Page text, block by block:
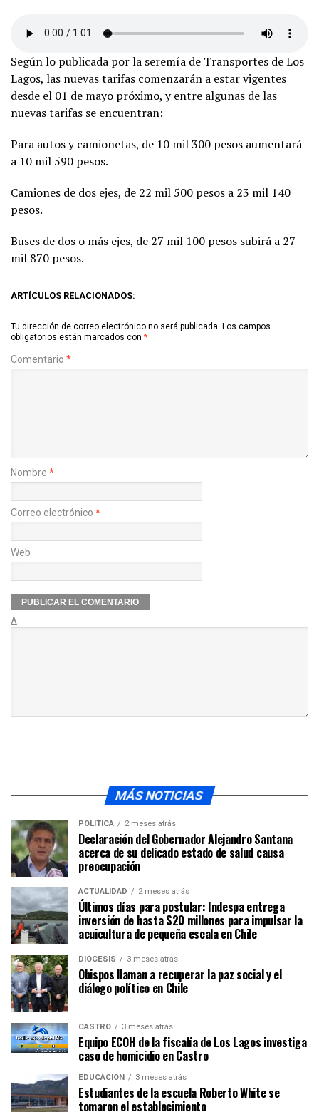
Según lo publicada por la seremía de Transportes de Los
Lagos, las nuevas tarifas comenzarán a estar vigentes
desde el 01 de mayo próximo, y entre algunas de las
nuevas tarifas se encuentran:
Para autos y camionetas, de 10 mil 300 pesos aumentará
a 10 mil 590 pesos.
Camiones de dos ejes, de 22 mil 500 pesos a 23 mil 140
pesos.
Buses de dos o más ejes, de 27 mil 100 pesos subirá a 27
mil 870 pesos.
ARTÍCULOS RELACIONADOS:
Tu dirección de correo electrónico no será publicada. Los campos
obligatorios están marcados con *
Comentario *
Nombre *
Correo electrónico *
Web
Δ
MÁS NOTICIAS
POLÍTICA 2 meses atrás
Declaración del Gobernador Alejandro Santana
acerca de su delicado estado de salud causa
preocupación
ACTUALIDAD 2 meses atrás
Últimos días para postular: Indespa entrega
inversión de hasta $20 millones para impulsar la
acuicultura de pequeña escala en Chile
DIÓCESIS 3 meses atrás
Obispos llaman a recuperar la paz social y el
diálogo político en Chile
CASTRO 3 meses atrás
Equipo ECOH de la fiscalía de Los Lagos investiga
caso de homicidio en Castro
EDUCACIÓN 3 meses atrás
Estudiantes de la escuela Roberto White se
tomaron el establecimiento